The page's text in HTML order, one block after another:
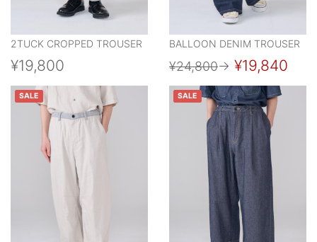
2TUCK CROPPED TROUSER
¥19,800
BALLOON DENIM TROUSER
¥24,800→ ¥19,840
SALE SALE